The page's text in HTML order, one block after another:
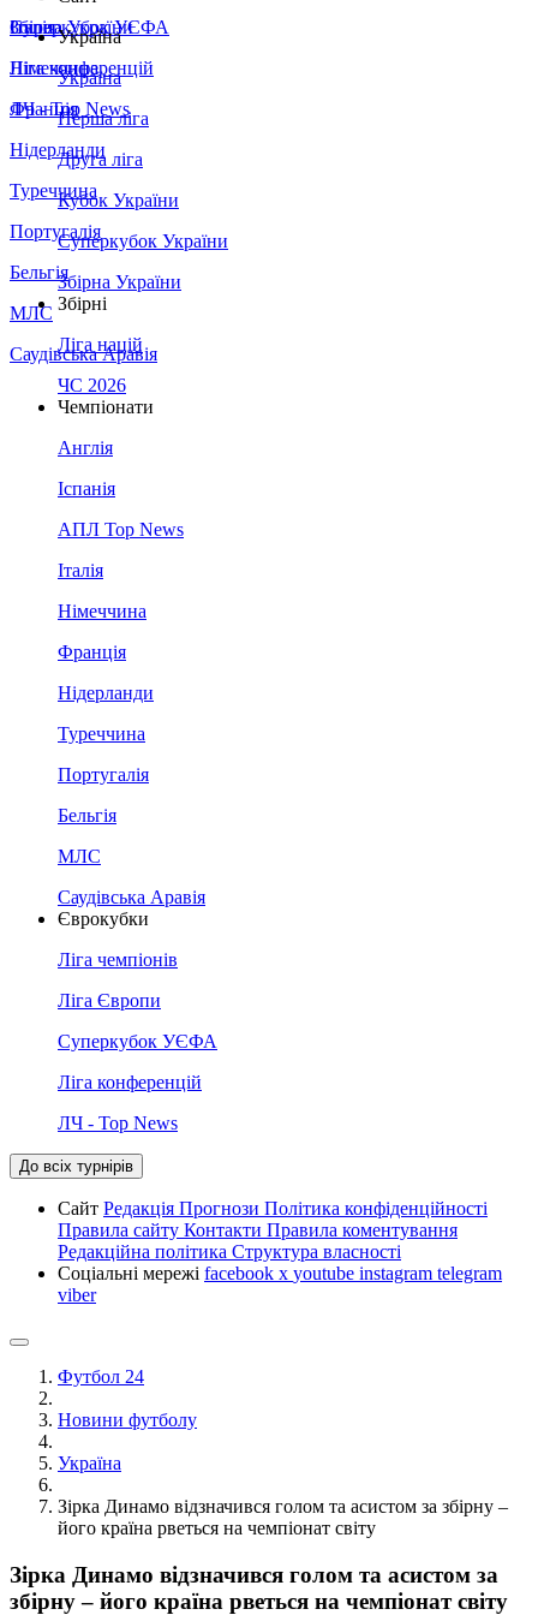
Збірна України
Італія
Німеччина
Франція
Нідерланди
Туреччина
Португалія
Бельгія
МЛС
Саудівська Аравія
Суперкубок УЄФА
Ліга конференцій
ЛЧ - Top News
Україна
Україна
Перша ліга
Друга ліга
Кубок України
Суперкубок України
Збірна України
Збірні
Ліга націй
ЧС 2026
Чемпіонати
Англія
Іспанія
АПЛ Top News
Італія
Німеччина
Франція
Нідерланди
Туреччина
Португалія
Бельгія
МЛС
Саудівська Аравія
Єврокубки
Ліга чемпіонів
Ліга Європи
Суперкубок УЄФА
Ліга конференцій
ЛЧ - Top News
До всіх турнірів
Сайт Редакція Прогнози Політика конфіденційності
Правила сайту Контакти Правила коментування
Редакційна політика Структура власності
Соціальні мережі facebook x youtube instagram telegram
viber
Футбол 24
Новини футболу
Україна
Зірка Динамо відзначився голом та асистом за збірну –
його країна рветься на чемпіонат світу
Зірка Динамо відзначився голом та асистом за
збірну – його країна рветься на чемпіонат світу